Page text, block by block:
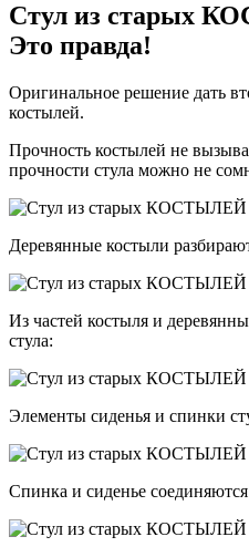
Стул из старых
Это правда!
Оригинальное решение дать
костылей.
Прочность костылей не
прочности стула можно не
Деревянные костыли
Из частей костыля и
стула:
Элементы сиденья и спинки
Спинка и сиденье соединяются